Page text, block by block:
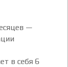
—
в себя 6